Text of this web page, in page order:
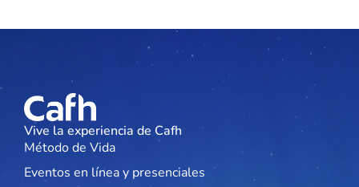
Vive la experiencia de Cafh
Método de Vida
Eventos en línea y presenciales